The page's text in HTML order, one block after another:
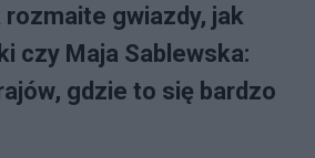
rozmaite gwiazdy, jak
czy Maja Sablewska:
gdzie to się bardzo